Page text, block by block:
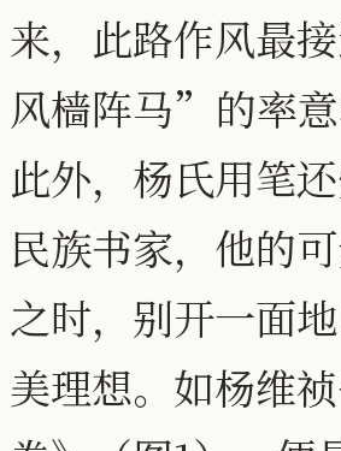
来，此路作风最
风樯阵马”的率
此外，杨氏用笔
民族书家，他的
之时，别开一面
美理想。如杨维